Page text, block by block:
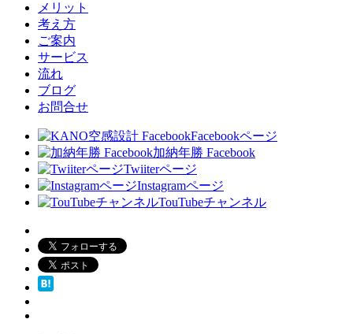
メリット
考え方
ご案内
サービス
流れ
ブログ
お問合せ
Facebookページ
加納年勝 Facebook
Twiiterページ
Instagramページ
TouTubeチャンネル